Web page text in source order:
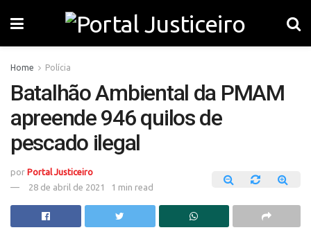
Home Polícia
Batalhão Ambiental da PMAM
apreende 946 quilos de
pescado ilegal
por Portal Justiceiro
28 de abril de 2021
1 min read